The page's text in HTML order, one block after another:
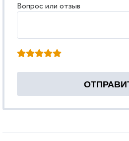
Вопрос или отзыв